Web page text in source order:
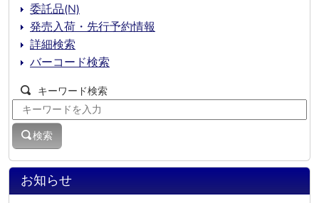
お知らせ
委託品(N)
発売入荷・先行予約情報
詳細検索
バーコード検索
キーワード検索
検索